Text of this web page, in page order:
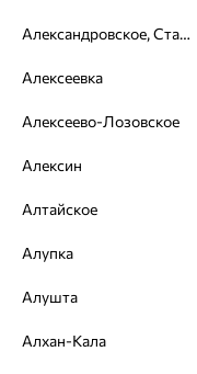
4 платежа
Нужна
Описание
Вид изделия:
Металл:Золото
Цвет металла:
Страна происхождения:
Цвет вставки:
Александровское, Ставропольский край
Алексеевка
Алексеево-Лозовское
Алексин
Алтайское
Алупка
Алушта
Алхан-Кала